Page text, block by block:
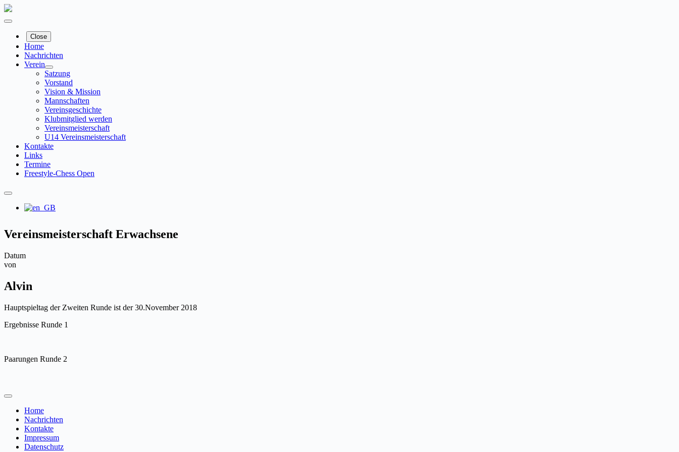
Zum
Close
Home
Nachrichten
Verein
Satzung
Vorstand
Vision & Mission
Mannschaften
Vereinsgeschichte
Klubmitglied werden
Vereinsmeisterschaft
U14 Vereinsmeisterschaft
Kontakte
Links
Termine
Freestyle-Chess Open
Vereinsmeisterschaft Erwachsene
Datum
von
Alvin
Hauptspieltag der Zweiten Runde ist der 30.November 2018
Ergebnisse Runde 1
Paarungen Runde 2
Home
Nachrichten
Kontakte
Impressum
Datenschutz